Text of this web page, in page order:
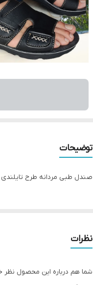
توضیحات
صندل طبی مردانه طرح
نظرات
شما هم درباره این محصول نظر